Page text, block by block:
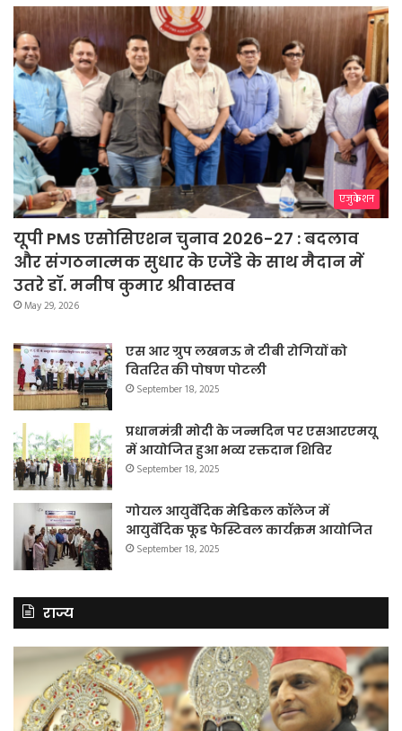
एजुकेशन
यूपी PMS एसोसिएशन चुनाव 2026-27 : बदलाव
और संगठनात्मक सुधार के एजेंडे के साथ मैदान में
उतरे डॉ. मनीष कुमार श्रीवास्तव
May 29, 2026
एस आर ग्रुप लखनऊ ने टीबी रोगियों को
वितरित की पोषण पोटली
September 18, 2025
प्रधानमंत्री मोदी के जन्मदिन पर एसआरएमयू
में आयोजित हुआ भव्य रक्तदान शिविर
September 18, 2025
गोयल आयुर्वेदिक मेडिकल कॉलेज में
आयुर्वेदिक फूड फेस्टिवल कार्यक्रम आयोजित
September 18, 2025
राज्य